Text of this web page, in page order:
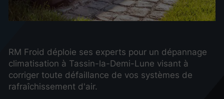
RM Froid déploie ses experts pour un dépannage
climatisation à Tassin-la-Demi-Lune visant à
corriger toute défaillance de vos systèmes de
rafraîchissement d'air.